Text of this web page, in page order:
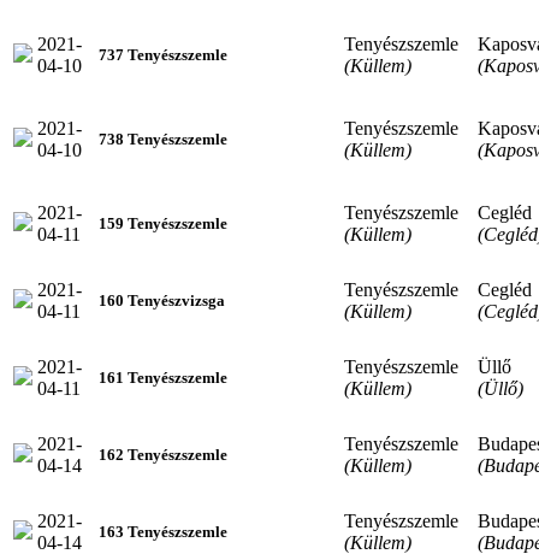
2021-
04-10
737 Tenyészszemle
Tenyészszemle
(Küllem)
2021-
04-10
738 Tenyészszemle
Tenyészszemle
(Küllem)
2021-
04-11
159 Tenyészszemle
Tenyészszemle
(Küllem)
Cegléd
2021-
04-11
160 Tenyészvizsga
Tenyészszemle
(Küllem)
Cegléd
2021-
04-11
161 Tenyészszemle
Tenyészszemle
(Küllem)
Üllő
(Üllő)
2021-
04-14
162 Tenyészszemle
Tenyészszemle
(Küllem)
2021-
04-14
163 Tenyészszemle
Tenyészszemle
(Küllem)